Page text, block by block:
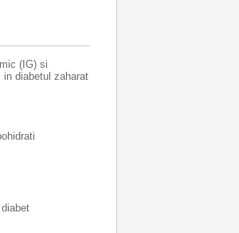
(IG) si
in diabetul zaharat